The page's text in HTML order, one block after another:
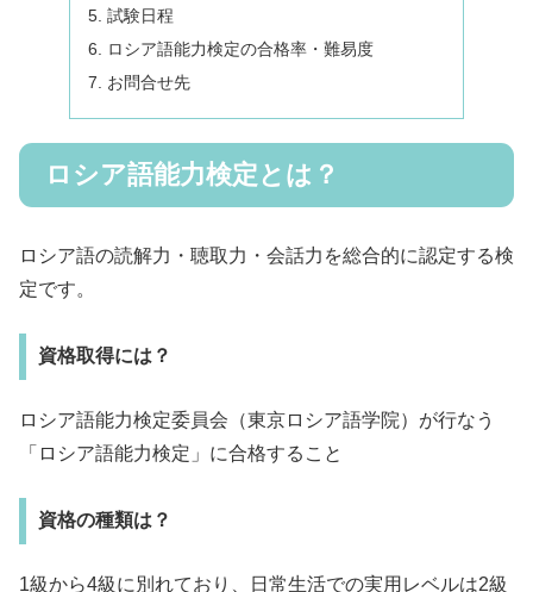
試験日程
ロシア語能力検定の合格率・難易度
お問合せ先
ロシア語能力検定とは？
ロシア語の読解力・聴取力・会話力を総合的に認定する検
定です。
資格取得には？
ロシア語能力検定委員会（東京ロシア語学院）が行なう
「ロシア語能力検定」に合格すること
資格の種類は？
1級から4級に別れており、日常生活での実用レベルは2級